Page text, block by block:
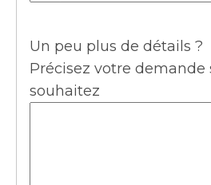
Un peu plus de détails ?
Précisez votre demande
souhaitez